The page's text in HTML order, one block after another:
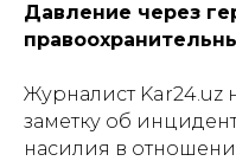
Давление через
Журналист Kar24.uz
заметку об
насилия в